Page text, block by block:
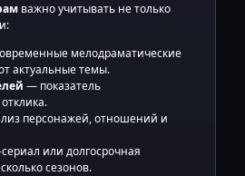
важно учитывать не только
мелодраматические
актуальные темы.
— показатель
персонажей, отношений и
или долгосрочная
сезонов.